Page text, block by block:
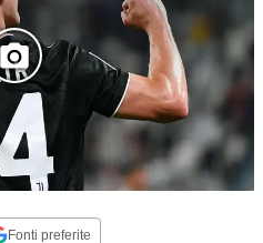
Fonti preferite